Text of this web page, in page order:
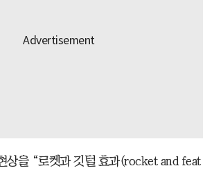
상을 “로켓과 깃털 효과(rocket and feat